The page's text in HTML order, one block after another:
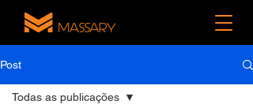
Post
Todas as publicações